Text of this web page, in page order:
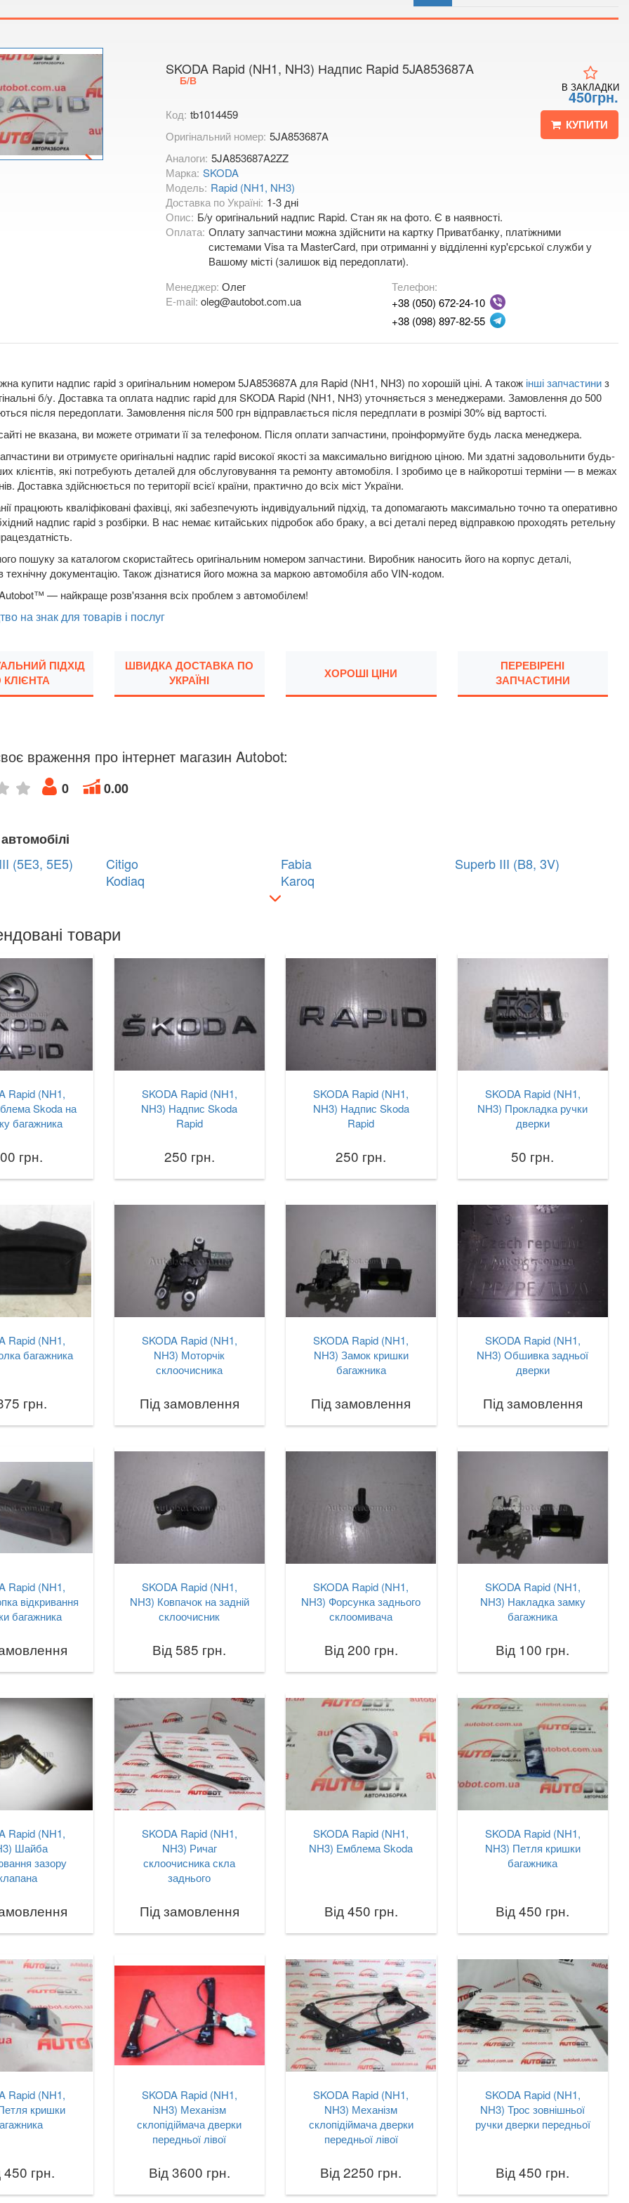
SKODA Rapid (NH1, NH3) Надпис Rapid 5JA853687A
Б/В
450грн.
КУПИТИ
В ЗАКЛАДКИ
Код: tb1014459
Оригінальний номер: 5JA853687A
Аналоги: 5JA853687A2ZZ
Марка: SKODA
Модель: Rapid (NH1, NH3)
Доставка по Україні: 1-3 дні
Опис: Б/у оригінальний надпис Rapid. Стан як на фото. Є в наявності.
Оплата: Оплату запчастини можна здійснити на картку Приватбанку, платіжними
системами Visa та MasterCard, при отриманні у відділенні кур'єрської служби у
Вашому місті (залишок від передоплати).
Менеджер: Олег
E-mail: oleg@autobot.com.ua
Телефон:
+38 (050) 672-24-10
+38 (098) 897-82-55
купити надпис rapid з оригінальним номером 5JA853687A для Rapid (NH1, NH3) по хорошій ціні. А також інші запчастиниз
б/у. Доставка та оплата надпис rapid для SKODA Rapid (NH1, NH3) уточняється з менеджерами. Замовлення до 500
після передоплати. Замовлення після 500 грн відправлається після передплати в розмірі 30% від вартості.
не вказана, ви можете отримати її за телефоном. Після оплати запчастини, проінформуйте будь ласка менеджера.
ви отримуєте оригінальні надпис rapid високої якості за максимально вигідною ціною. Ми здатні задовольнити будь-
клієнтів, які потребують деталей для обслуговування та ремонту автомобіля. І зробимо це в найкоротші терміни — в межах
Доставка здійснюється по території всієї країни, практично до всіх міст України.
працюють кваліфіковані фахівці, які забезпечують індивідуальний підхід, та допомагають максимально точно та оперативно
надпис rapid з розбірки. В нас немає китайських підробок або браку, а всі деталі перед відправкою проходять ретельну
пошуку за каталогом скористайтесь оригінальним номером запчастини. Виробник наносить його на корпус деталі,
технічну документацію. Також дізнатися його можна за маркою автомобіля або VIN-кодом.
— найкраще розв'язання всіх проблем з автомобілем!
на знак для товарів і послуг
ПІДХІД
ШВИДКА ДОСТАВКА ПО
УКРАЇНІ
ХОРОШІ ЦІНИ
ПЕРЕВІРЕНІ
ЗАПЧАСТИНИ
враження про інтернет магазин Autobot:
0 0.00
(5E3, 5E5)
Citigo
Kodiaq
Fabia
Karoq
Superb III (B8, 3V)
Показати на мапі
товари
Rapid (NH1,
Skoda на
багажника
грн.
SKODA Rapid (NH1,
NH3) Надпис Skoda
Rapid
250 грн.
SKODA Rapid (NH1,
NH3) Надпис Skoda
Rapid
250 грн.
SKODA Rapid (NH1,
NH3) Прокладка ручки
дверки
50 грн.
Rapid (NH1,
багажника
грн.
SKODA Rapid (NH1,
NH3) Моторчік
склоочисника
Під замовлення
SKODA Rapid (NH1,
NH3) Замок кришки
багажника
Під замовлення
SKODA Rapid (NH1,
NH3) Обшивка задньої
дверки
Під замовлення
Rapid (NH1,
відкривання
багажника
SKODA Rapid (NH1,
NH3) Ковпачок на задній
склоочисник
Від 585 грн.
SKODA Rapid (NH1,
NH3) Форсунка заднього
склоомивача
Від 200 грн.
SKODA Rapid (NH1,
NH3) Накладка замку
багажника
Від 100 грн.
Rapid (NH1,
Шайба
зазору
SKODA Rapid (NH1,
NH3) Ричаг
склоочисника скла
заднього
Під замовлення
SKODA Rapid (NH1,
NH3) Емблема Skoda
Від 450 грн.
SKODA Rapid (NH1,
NH3) Петля кришки
багажника
Від 450 грн.
Rapid (NH1,
кришки
450 грн.
SKODA Rapid (NH1,
NH3) Механізм
склопідіймача дверки
передньої лівої
Від 3600 грн.
SKODA Rapid (NH1,
NH3) Механізм
склопідіймача дверки
передньої лівої
Від 2250 грн.
SKODA Rapid (NH1,
NH3) Трос зовнішньої
ручки дверки передньої
Від 450 грн.